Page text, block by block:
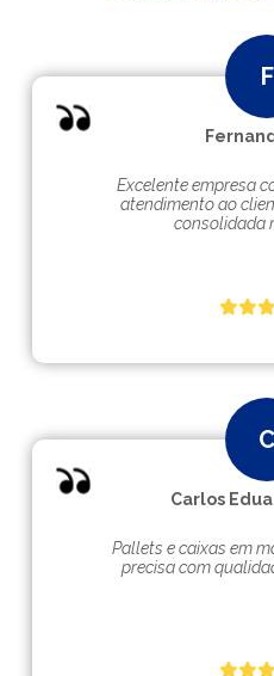
Excelente empresa
atendimento ao
consolidada
Carlos
Pallets e caixas em
precisa com